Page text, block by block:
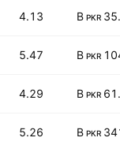
PKR
4.13
PKR
5.47
PKR
4.29
PKR
5.26